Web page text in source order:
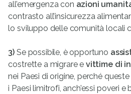
all’emergenza con azioni
contrasto all’insicurezza
lo sviluppo delle comunità locali
3) Se possibile, è opportuno
costrette a migrare e vittime di
nei Paesi di origine, perché
i Paesi limitrofi, anch’essi poveri